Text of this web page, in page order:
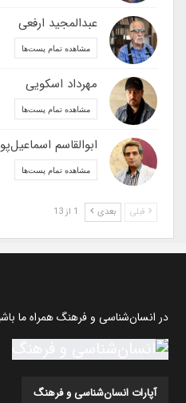
عبدالمجید ارفعی
مشاهده تمام پست‌ها
مهرداد اسکویی
مشاهده تمام پست‌ها
ابوالقاسم اسماعیل‌پور
مشاهده تمام پست‌ها
قبلی بعدی
در انسان‌شناسی و فرهنگ همراه ما باشید
آپارات انسان‌شناسی و فرهنگ